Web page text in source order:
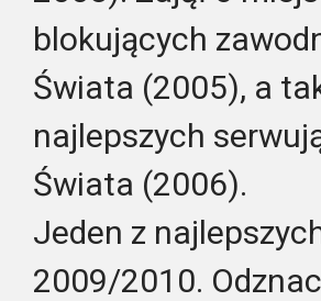
blokujących
Świata (2005), a
najlepszych
Świata (2006).
Jeden z
2009/2010.